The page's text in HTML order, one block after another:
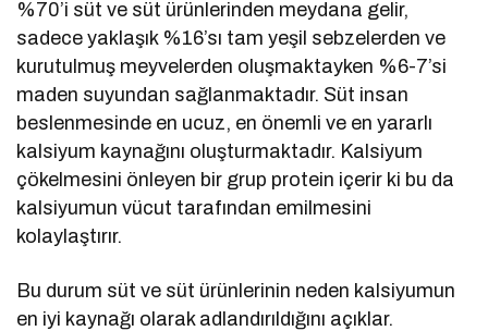
%70’i süt ve süt ürünlerinden meydana gelir,
sadece yaklaşık %16’sı tam yeşil sebzelerden ve
kurutulmuş meyvelerden oluşmaktayken %6-7’si
maden suyundan sağlanmaktadır. Süt insan
beslenmesinde en ucuz, en önemli ve en yararlı
kalsiyum kaynağını oluşturmaktadır. Kalsiyum
çökelmesini önleyen bir grup protein içerir ki bu da
kalsiyumun vücut tarafından emilmesini
kolaylaştırır.
Bu durum süt ve süt ürünlerinin neden kalsiyumun
en iyi kaynağı olarak adlandırıldığını açıklar.